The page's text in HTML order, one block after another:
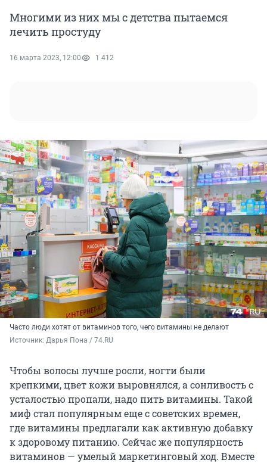
Многими из них мы с детства пытаемся
лечить простуду
16 марта 2023, 12:00 1 412
Часто люди хотят от витаминов того, чего витамины не делают
Источник: Дарья Пона / 74.RU
Чтобы волосы лучше росли, ногти были
крепкими, цвет кожи выровнялся, а сонливость с
усталостью пропали, надо пить витамины. Такой
миф стал популярным еще с советских времен,
где витамины предлагали как активную добавку
к здоровому питанию. Сейчас же популярность
витаминов — умелый маркетинговый ход. Вместе